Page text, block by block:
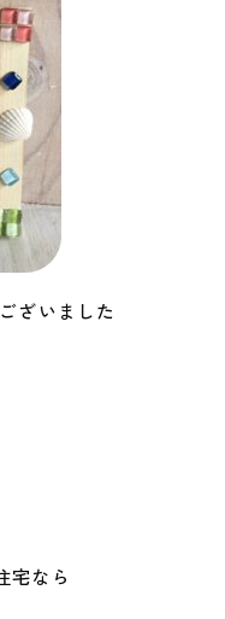
ざいました
宅なら